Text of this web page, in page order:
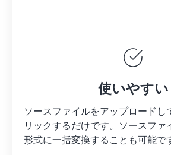
使いやすい
ソースファイルをアップロードし
リックするだけです。 ソースファ
形式に一括変換することも可能で